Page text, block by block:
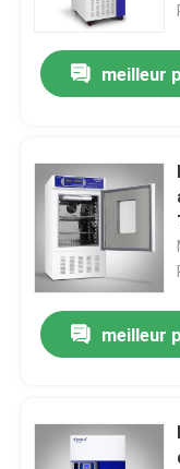
meilleur
meilleur